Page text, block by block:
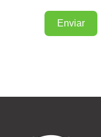
Enviar